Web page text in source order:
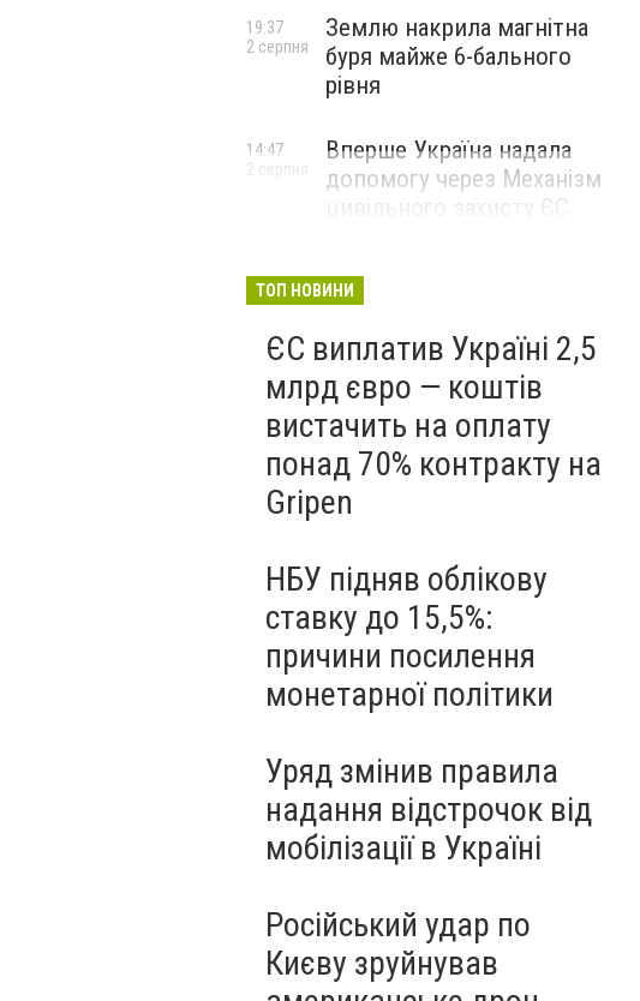
Землю накрила магнітна
буря майже 6-бального
рівня
19:37
2 серпня
Вперше Україна надала
допомогу через Механізм
цивільного захисту ЄС
14:47
2 серпня
ТОП НОВИНИ
ЄС виплатив Україні 2,5
млрд євро — коштів
вистачить на оплату
понад 70% контракту на
Gripen
НБУ підняв облікову
ставку до 15,5%:
причини посилення
монетарної політики
Уряд змінив правила
надання відстрочок від
мобілізації в Україні
Російський удар по
Києву зруйнував